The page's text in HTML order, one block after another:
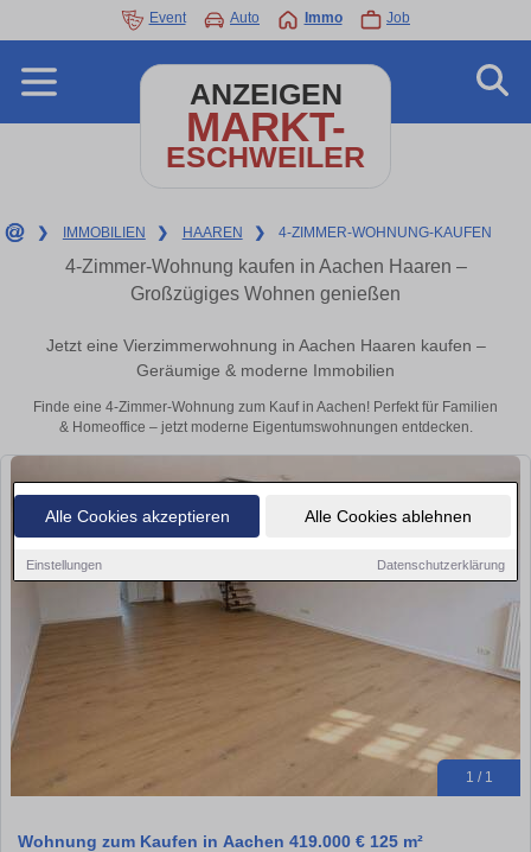
Alle Cookies akzeptieren Alle Cookies ablehnen
Einstellungen Datenschutzerklärung
Event Auto Immo Job
ANZEIGEN
MARKT-
ESCHWEILER
❯ IMMOBILIEN ❯ HAAREN ❯ 4-ZIMMER-WOHNUNG-KAUFEN
4-Zimmer-Wohnung kaufen in Aachen Haaren –
Großzügiges Wohnen genießen
Jetzt eine Vierzimmerwohnung in Aachen Haaren kaufen –
Geräumige & moderne Immobilien
Finde eine 4-Zimmer-Wohnung zum Kauf in Aachen! Perfekt für Familien
& Homeoffice – jetzt moderne Eigentumswohnungen entdecken.
1 / 1
Wohnung zum Kaufen in Aachen 419.000 € 125 m²